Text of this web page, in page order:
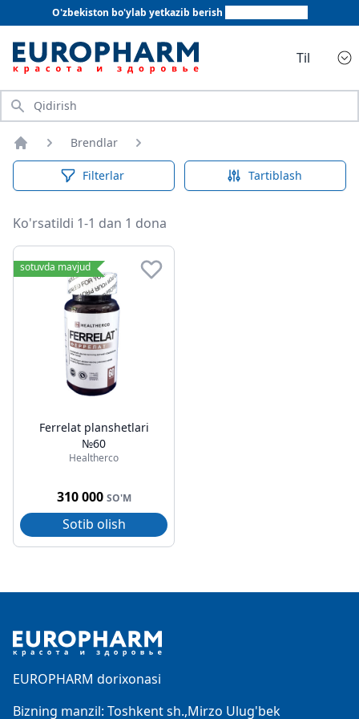
O'zbekiston bo'ylab yetkazib berish
Til
Qidirish
Bosh sahifa
Brendlar
Filterlar Tartiblash
Ko'rsatildi 1-1 dan 1 dona
sotuvda mavjud
Ferrelat planshetlari
№60
Healtherco
310 000 SO'M
Sotib olish
EUROPHARM dorixonasi
Bizning manzil: Toshkent sh.,Mirzo Ulug'bek